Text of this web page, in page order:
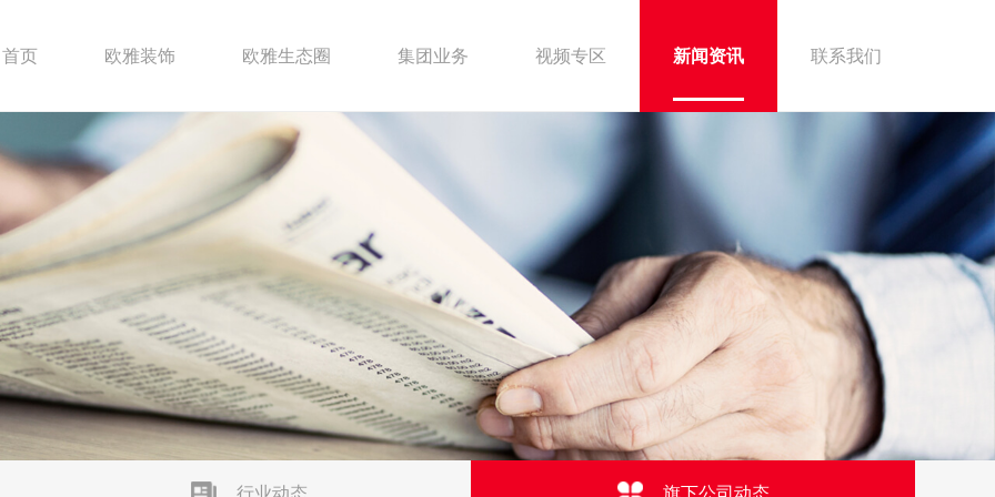
首页 欧雅装饰 欧雅生态圈 集团业务 视频专区 新闻资讯 联系我们
行业动态 旗下公司动态